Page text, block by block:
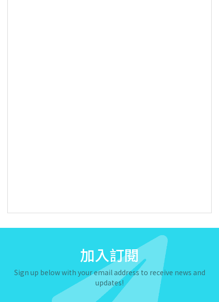
加入訂閱
Sign up below with your email address to receive news and
updates!